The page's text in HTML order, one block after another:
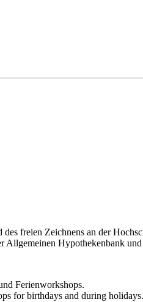
freien Zeichnens an der
Hypothekenbank
Ferienworkshops.
for birthdays and during holidays.